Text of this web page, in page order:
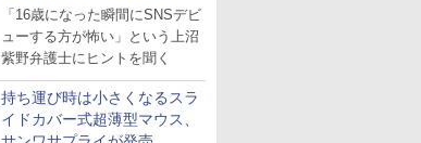
いですか？
「16歳になった瞬間にSNSデビ
ューする方が怖い」という上沼
紫野弁護士にヒントを聞く
持ち運び時は小さくなるスラ
イドカバー式超薄型マウス、